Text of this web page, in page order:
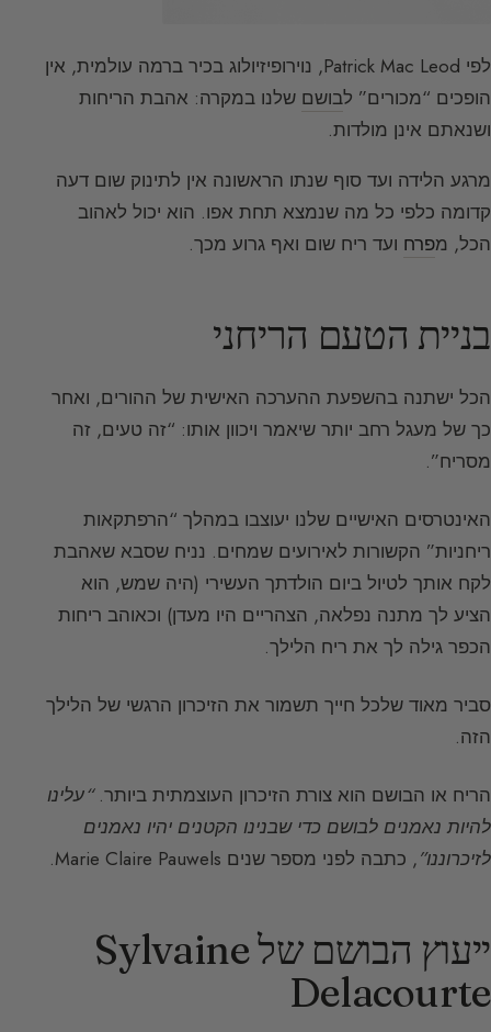
לפי Patrick Mac Leod, נוירופיזיולוג בכיר ברמה עולמית, אין
הופכים “מכורים” לבושם שלנו במקרה: אהבת הריחות
ושנאתם אינן מולדות.
מרגע הלידה ועד סוף שנתו הראשונה אין לתינוק שום דעה
קדומה כלפי כל מה שנמצא תחת אפו. הוא יכול לאהוב
הכל, מפרח ועד ריח שום ואף גרוע מכך.
בניית הטעם הריחני
הכל ישתנה בהשפעת ההערכה האישית של ההורים, ואחר
כך של מעגל רחב יותר שיאמר ויכוון אותו: “זה טעים, זה
מסריח”.
האינטרסים האישיים שלנו יעוצבו במהלך “הרפתקאות
ריחניות” הקשורות לאירועים שמחים. נניח שסבא שאהבת
לקח אותך לטיול ביום הולדתך העשירי (היה שמש, הוא
הציע לך מתנה נפלאה, הצהריים היו מעדן) וכאוהב ריחות
הכפר גילה לך את ריח הלילך.
סביר מאוד שלכל חייך תשמור את הזיכרון הרגשי של הלילך
הזה.
הריח או הבושם הוא צורת הזיכרון העוצמתית ביותר.“עלינו
להיות נאמנים לבושם כדי שבנינו הקטנים יהיו נאמנים
לזיכרוננו”, כתבה לפני מספר שנים Marie Claire Pauwels.
ייעוץ הבושם של Sylvaine
Delacourte